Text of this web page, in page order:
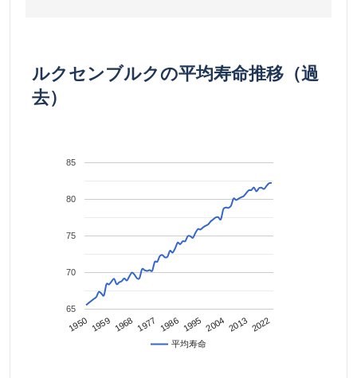
ルクセンブルクの平均寿命推移（過
去）
平均寿命
1950 1959 1968 1977 1986 1995 2004 2013 2022
65
70
75
80
85